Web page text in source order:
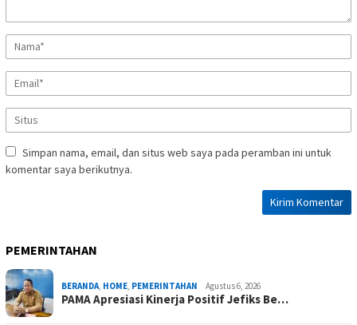
Simpan nama, email, dan situs web saya pada peramban ini untuk
komentar saya berikutnya.
PEMERINTAHAN
BERANDA, HOME, PEMERINTAHAN Agustus 6, 2026
PAMA Apresiasi Kinerja Positif Jefiks Be…